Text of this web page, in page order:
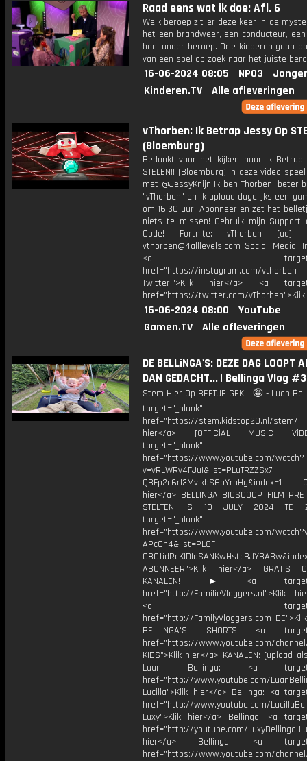
Raad eens wat ik doe: Afl. 6
Welk beroep zit er deze keer in de
het een brandweer, een conducteur,
heel ander beroep. Drie kinderen gaan
van een spel op zoek naar het juiste
16-06-2024 08:05 NPO3
Kinderen.TV
Alle afleveringen
vThorben: Ik Betrap Jessy Op
(Bloemburg)
Bedankt voor het kijken naar Ik Betrap
STELEN!! (Bloemburg) In deze video
met @JessyKnijn Ik ben Thorben, beter
"vThorben" en ik upload dagelijks een
om 16:30 uur. Abonneer en zet het
niets te missen! Gebruik mijn Support
Code! Fortnite: vThorben (ad)
vthorben@4alllevels.com Social Media:
<a
href="https://instagram.com/vthorben
Twitter:">Klik hier</a> <a
href="https://twitter.com/
16-06-2024 08:00
YouTube
Gamen.TV
Alle afleveringen
DE BELLiNGA'S: DEZE DAG LOOPT
DAN GEDACHT... | Bellinga Vlog
Stem Hier Op BEETJE GEK... 🤪 - Luan
target="_blank"
href="https://stem.kidstop20.nl/
hier</a> [OFFiCiAL MUSiC
target="_blank"
href="https://www.youtube.com/watch?
v=vRLWRv4FJuI&list=PLuTRZZSx7-
QBFp2c6rl3MvikbS6oYrbHg&index=1
hier</a> BELLINGA BIOSCOOP FILM
STELTEN IS 10 JULY 2024 TE
target="_blank"
href="https://www.youtube.com/
APcOn4&list=PL8F-
ABONNEER">Klik hier</a> GRATIS
KANALEN! ► <a
href="http://FamilieVloggers.nl">Klik
<a
href="http://FamilyVloggers.com
BELLiNGA'S SHORTS <a
href="https://www.youtube.com/channel/
KIDS">Klik hier</a> KANALEN: (upload
Luan Bellinga: <a
href="http://www.youtube.com/
Lucilla">Klik hier</a> Bellinga: <a
href="http://www.youtube.com/
Luxy">Klik hier</a> Bellinga: <a
href="http://youtube.com/LuxyBellinga
hier</a> Bellinga: <a
href="https://www.youtube.com/